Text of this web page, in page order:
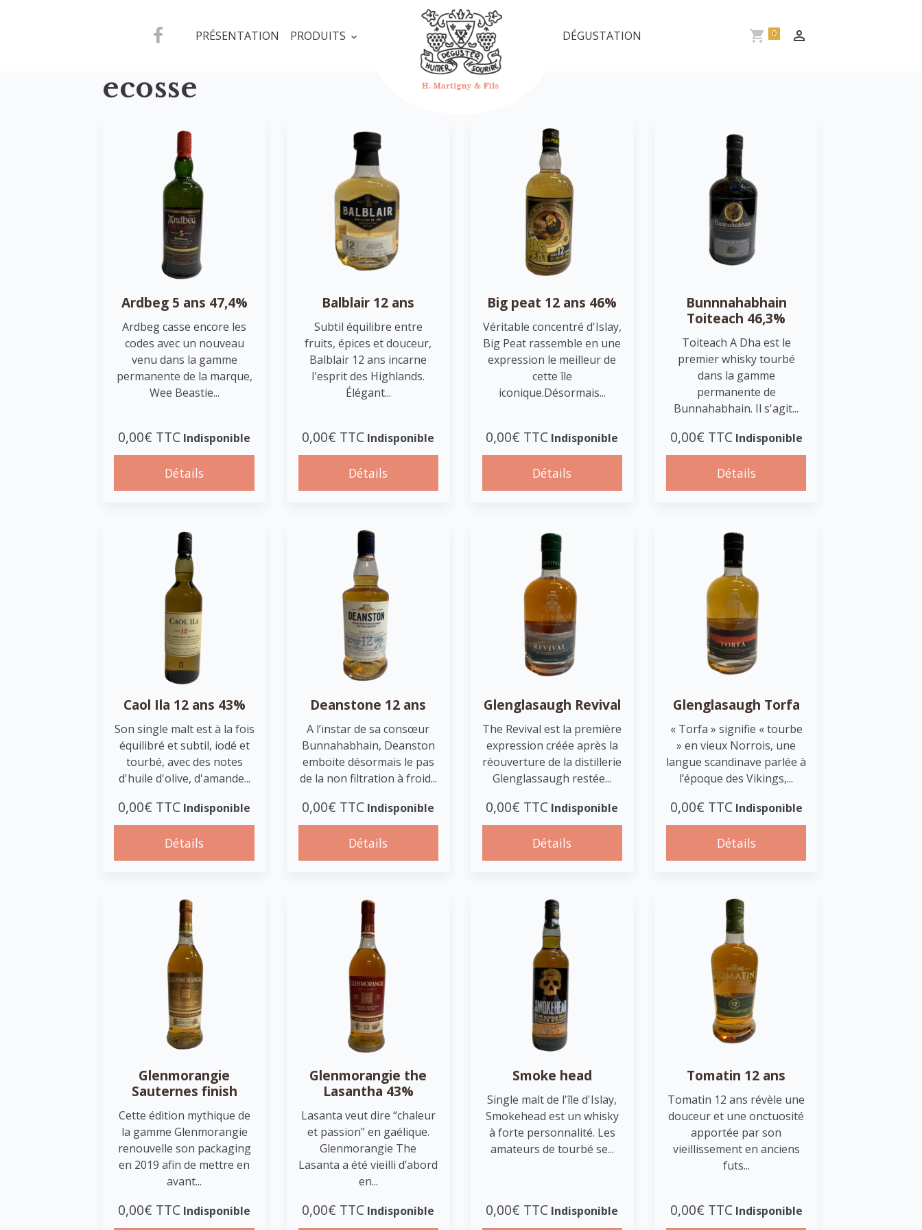
PRÉSENTATION PRODUITS DÉGUSTATION 0
ecosse
Ardbeg 5 ans 47,4%
Ardbeg casse encore les
codes avec un nouveau
venu dans la gamme
permanente de la marque,
Wee Beastie...
0,00€ TTC Indisponible
Détails
Balblair 12 ans
Subtil équilibre entre
fruits, épices et douceur,
Balblair 12 ans incarne
l'esprit des Highlands.
Élégant...
0,00€ TTC Indisponible
Détails
Big peat 12 ans 46%
Véritable concentré d'Islay,
Big Peat rassemble en une
expression le meilleur de
cette île
iconique.Désormais...
0,00€ TTC Indisponible
Détails
Bunnnahabhain
Toiteach 46,3%
Toiteach A Dha est le
premier whisky tourbé
dans la gamme
permanente de
Bunnahabhain. Il s'agit...
0,00€ TTC Indisponible
Détails
Caol Ila 12 ans 43%
Son single malt est à la fois
équilibré et subtil, iodé et
tourbé, avec des notes
d'huile d'olive, d'amande...
0,00€ TTC Indisponible
Détails
Deanstone 12 ans
A l’instar de sa consœur
Bunnahabhain, Deanston
emboite désormais le pas
de la non filtration à froid...
0,00€ TTC Indisponible
Détails
Glenglasaugh Revival
The Revival est la première
expression créée après la
réouverture de la distillerie
Glenglassaugh restée...
0,00€ TTC Indisponible
Détails
Glenglasaugh Torfa
« Torfa » signifie « tourbe
» en vieux Norrois, une
langue scandinave parlée à
l’époque des Vikings,...
0,00€ TTC Indisponible
Détails
Glenmorangie
Sauternes finish
Cette édition mythique de
la gamme Glenmorangie
renouvelle son packaging
en 2019 afin de mettre en
avant...
0,00€ TTC Indisponible
Glenmorangie the
Lasantha 43%
Lasanta veut dire “chaleur
et passion” en gaélique.
Glenmorangie The
Lasanta a été vieilli d’abord
en...
0,00€ TTC Indisponible
Smoke head
Single malt de l'île d'Islay,
Smokehead est un whisky
à forte personnalité. Les
amateurs de tourbé se...
0,00€ TTC Indisponible
Tomatin 12 ans
Tomatin 12 ans révèle une
douceur et une onctuosité
apportée par son
vieillissement en anciens
futs...
0,00€ TTC Indisponible